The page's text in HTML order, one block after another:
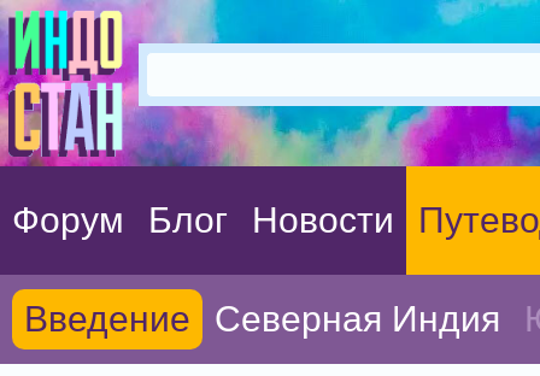
Форум Блог Новости
Введение Северная Индия